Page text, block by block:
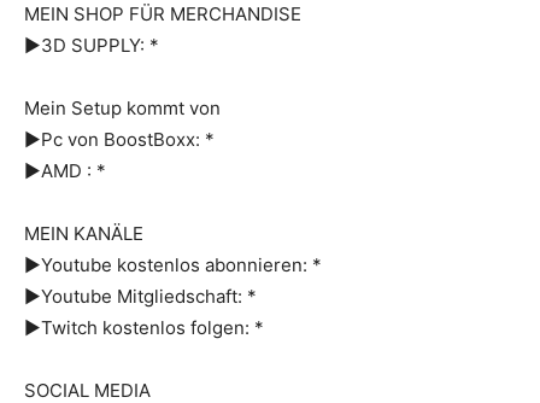
MEIN SHOP FÜR MERCHANDISE
►3D SUPPLY: *
Mein Setup kommt von
►Pc von BoostBoxx: *
►AMD : *
MEIN KANÄLE
►Youtube kostenlos abonnieren: *
►Youtube Mitgliedschaft: *
►Twitch kostenlos folgen: *
SOCIAL MEDIA